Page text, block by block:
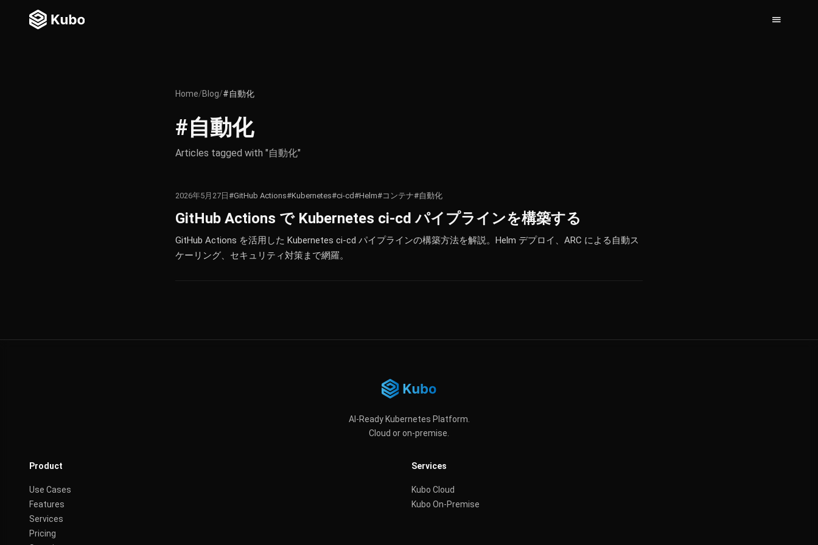
Home/Blog/#自動化
#自動化
Articles tagged with "自動化"
2026年5月27日 #GitHub Actions#Kubernetes#ci-cd#Helm#コンテナ#自動化
GitHub Actions で Kubernetes ci-cd パイプラインを構築する
GitHub Actions を活用した Kubernetes ci-cd パイプラインの構築方法を解説。Helm デプロイ、ARC による自動ス
ケーリング、セキュリティ対策まで網羅。
AI-Ready Kubernetes Platform.
Cloud or on-premise.
Product
Use Cases
Features
Services
Pricing
Services
Kubo Cloud
Kubo On-Premise